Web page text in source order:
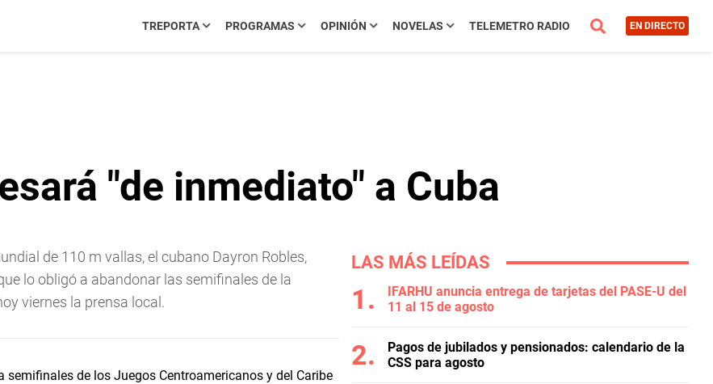
TREPORTA PROGRAMAS OPINIÓN NOVELAS TELEMETRO RADIO EN DIRECTO
"de inmediato" a Cuba
de 110 m vallas, el cubano Dayron Robles,
lo obligó a abandonar las semifinales de la
viernes la prensa local.
semifinales de los Juegos Centroamericanos y del Caribe
LAS MÁS LEÍDAS
IFARHU anuncia entrega de tarjetas del PASE-U del
11 al 15 de agosto
Pagos de jubilados y pensionados: calendario de la
CSS para agosto